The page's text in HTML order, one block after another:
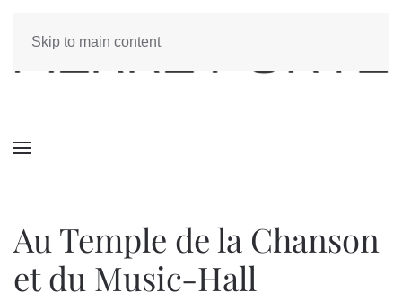
Skip to main content
Au Temple de la Chanson
et du Music-Hall